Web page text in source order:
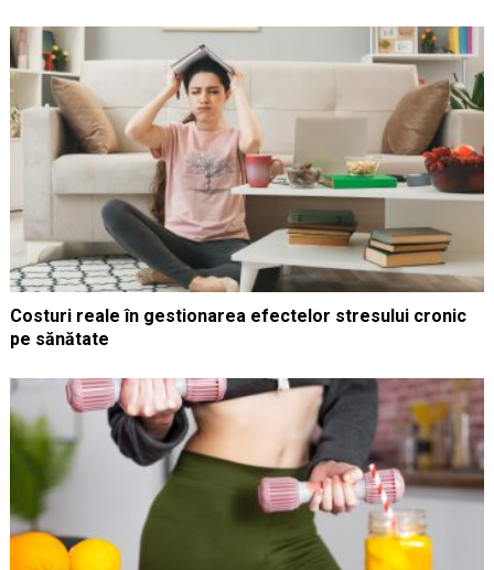
Costuri reale în gestionarea efectelor stresului cronic
pe sănătate